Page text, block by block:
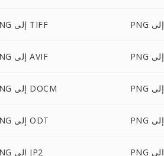
PNG إلى TIFF
PNG إلى AVIF
PNG إلى DOCM
PNG إلى ODT
PNG إلى JP2